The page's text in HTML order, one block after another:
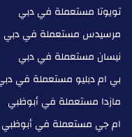
تويوتا مستعملة في دبي
مرسيدس مستعملة في دبي
نيسان مستعملة في دبي
بي ام دبليو مستعملة في
مازدا مستعملة في أبوظبي
ام جي مستعملة في أبوظبي